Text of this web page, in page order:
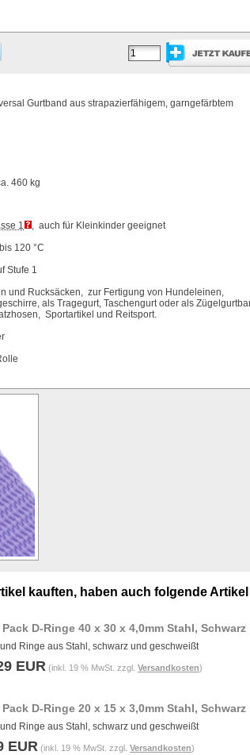
Gurtband aus strapazierfähigem, garngefärbtem
460 kg
1
, auch für Kleinkinder geeignet
120 °C
Stufe 1
und Rucksäcken, zur Fertigung von Hundeleinen,
als Tragegurt, Taschengurt oder als
Sportartikel und Reitsport.
kauften, haben auch folgende Artikel
Pack D-Ringe 40 x 30 x 4,0mm Stahl, Schwarz
Ringe aus Stahl, schwarz und geschweißt
EUR (inkl. 19 % MwSt. zzgl. Versandkosten)
Pack D-Ringe 20 x 15 x 3,0mm Stahl, Schwarz
Ringe aus Stahl, schwarz und geschweißt
EUR (inkl. 19 % MwSt. zzgl. Versandkosten)